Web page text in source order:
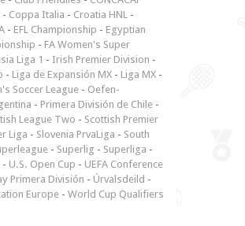
- Coppa Italia - Croatia HNL -
- EFL Championship - Egyptian
- FA Women's Super
Liga 1 - Irish Premier Division -
- Liga de Expansión MX - Liga MX -
Soccer League - Oefen-
- Primera División de Chile -
League Two - Scottish Premier
Liga - Slovenia PrvaLiga - South
- Superlig - Superliga -
- U.S. Open Cup - UEFA Conference
Primera División - Úrvalsdeild -
Europe - World Cup Qualifiers